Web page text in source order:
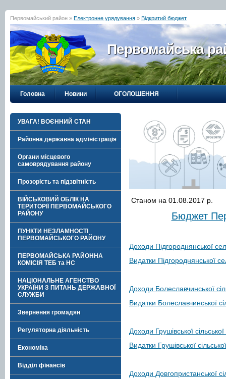
Первомайський район » Електронне урядування » Відкритий бюджет
Первомайська
Головна Новини ОГОЛОШЕННЯ
УВАГА! ВОЄННИЙ СТАН
Районна державна адміністрація
Органи місцевого
самоврядування району
Прозорість та підзвітність
ВІЙСЬКОВИЙ ОБЛІК НА
ТЕРИТОРІЇ ПЕРВОМАЙСЬКОГО
РАЙОНУ
ПУНКТИ НЕЗЛАМНОСТІ
ПЕРВОМАЙСЬКОГО РАЙОНУ
ПЕРВОМАЙСЬКА РАЙОННА
КОМІСІЯ ТЕБ та НС
НАЦІОНАЛЬНЕ АГЕНСТВО
УКРАЇНИ З ПИТАНЬ ДЕРЖАВНОЇ
СЛУЖБИ
Звернення громадян
Регуляторна діяльність
Економіка
Відділ фінансів
Станом на 01.08.2017 р.
Бюджет
Доходи Підгороднянської
Видатки Підгороднянської
Доходи Болеславчинської
Видатки Болеславчинської
Доходи Грушівської
Видатки Грушівської
Доходи Довгопристанської